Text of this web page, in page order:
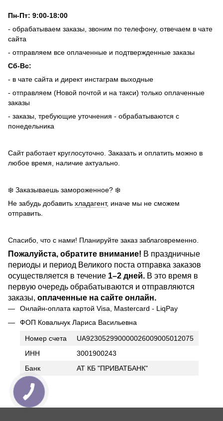
Пн-Пт: 9:00-18:00
- обрабатываем заказы, звоним по телефону, отвечаем в чате
сайта
- отправляем все оплаченные и подтвержденные заказы
Сб-Вс:
- в чате сайта и директ инстаграм выходные
- отправляем (Новой почтой и на такси) только оплаченные
заказы
- заказы, требующие уточнения - обрабатываются с
понедельника
Сайт работает круглосуточно. Заказать и оплатить можно в
любое время, наличие актуально.
❄️ Заказываешь замороженное? ❄️
Не забудь добавить хладагент, иначе мы не сможем
отправить.
Спасибо, что с нами! Планируйте заказ заблаговременно.
Пожалуйста, обратите внимание! В праздничные
периоды и период Великого поста отправка заказов
осуществляется в течение 1–2 дней. В это время в
первую очередь обрабатываются и отправляются
заказы, оплаченные на сайте онлайн.
Онлайн-оплата картой Visa, Mastercard - LiqPay
ФОП Ковальчук Лариса Васильевна
Номер счета
UA923052990000026009005012075
ИНН
3001900243
Банк
АТ КБ "ПРИВАТБАНК"